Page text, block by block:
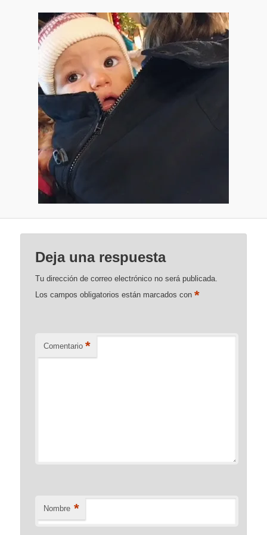
Deja una respuesta
Tu dirección de correo electrónico no será publicada.
Los campos obligatorios están marcados con*
Comentario *
Nombre *